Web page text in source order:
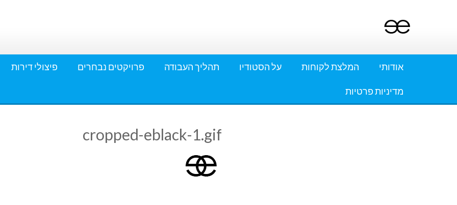
אודותי המלצת לקוחות על הסטודיו תהליך העבודה פרויקטים נבחרים פיצולי דירות
מדיניות פרטיות
cropped-eblack-1.gif